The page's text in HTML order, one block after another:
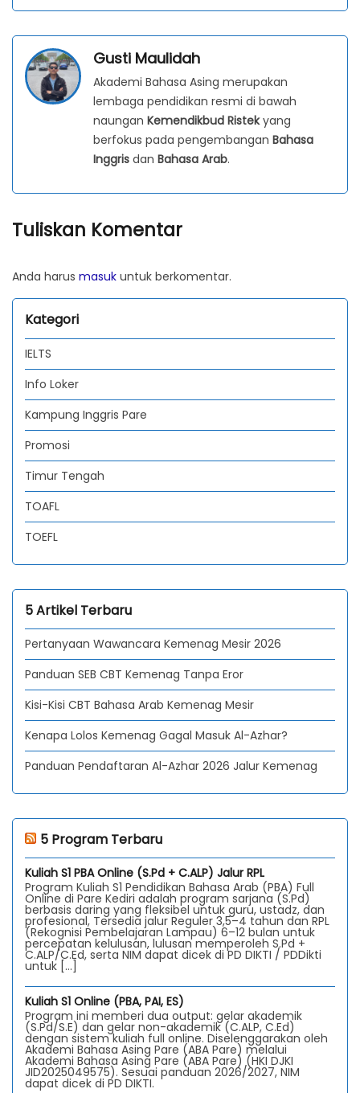
Gusti Maulidah
Akademi Bahasa Asing merupakan
lembaga pendidikan resmi di bawah
naungan Kemendikbud Ristekyang
berfokus pada pengembangan Bahasa
Inggris dan Bahasa Arab.
Tuliskan Komentar
Anda harus masuk untuk berkomentar.
Kategori
IELTS
Info Loker
Kampung Inggris Pare
Promosi
Timur Tengah
TOAFL
TOEFL
5 Artikel Terbaru
Pertanyaan Wawancara Kemenag Mesir 2026
Panduan SEB CBT Kemenag Tanpa Eror
Kisi-Kisi CBT Bahasa Arab Kemenag Mesir
Kenapa Lolos Kemenag Gagal Masuk Al-Azhar?
Panduan Pendaftaran Al-Azhar 2026 Jalur Kemenag
5 Program Terbaru
Kuliah S1 PBA Online (S.Pd + C.ALP) Jalur RPL
Program Kuliah S1 Pendidikan Bahasa Arab (PBA) Full
Online di Pare Kediri adalah program sarjana (S.Pd)
berbasis daring yang fleksibel untuk guru, ustadz, dan
profesional, Tersedia jalur Reguler 3,5–4 tahun dan RPL
(Rekognisi Pembelajaran Lampau) 6–12 bulan untuk
percepatan kelulusan, lulusan memperoleh S.Pd +
C.ALP/C.Ed, serta NIM dapat dicek di PD DIKTI / PDDikti
untuk […]
Kuliah S1 Online (PBA, PAI, ES)
Program ini memberi dua output: gelar akademik
(S.Pd/S.E) dan gelar non-akademik (C.ALP, C.Ed)
dengan sistem kuliah full online. Diselenggarakan oleh
Akademi Bahasa Asing Pare (ABA Pare) melalui
Akademi Bahasa Asing Pare (ABA Pare) (HKI DJKI
JID2025049575). Sesuai panduan 2026/2027, NIM
dapat dicek di PD DIKTI.